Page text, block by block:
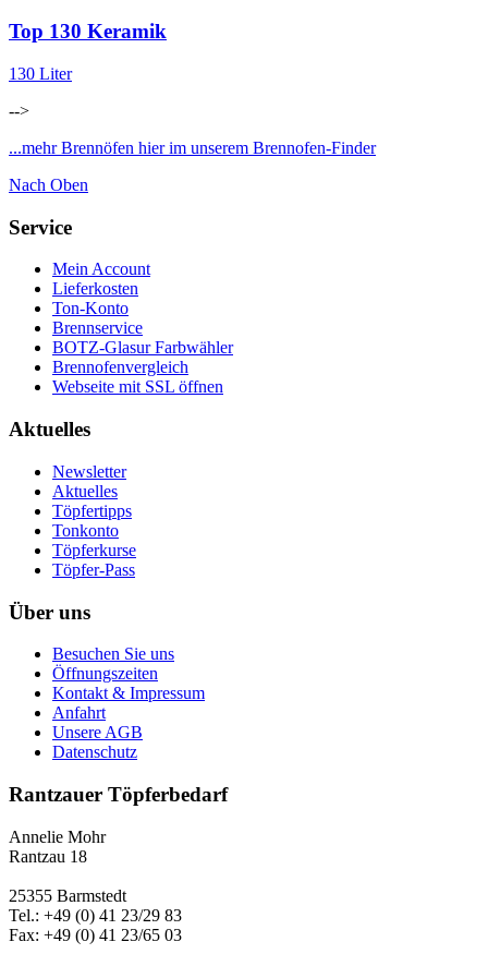
Top 130 Keramik
130 Liter
-->
...mehr Brennöfen hier im unserem Brennofen-Finder
Nach Oben
Service
Mein Account
Lieferkosten
Ton-Konto
Brennservice
BOTZ-Glasur Farbwähler
Brennofenvergleich
Webseite mit SSL öffnen
Aktuelles
Newsletter
Aktuelles
Töpfertipps
Tonkonto
Töpferkurse
Töpfer-Pass
Über uns
Besuchen Sie uns
Öffnungszeiten
Kontakt & Impressum
Anfahrt
Unsere AGB
Datenschutz
Rantzauer Töpferbedarf
Annelie Mohr
Rantzau 18
25355 Barmstedt
Tel.: +49 (0) 41 23/29 83
Fax: +49 (0) 41 23/65 03